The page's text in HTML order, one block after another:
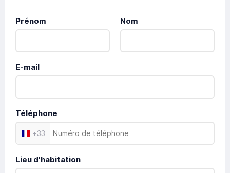
Prénom Nom
E-mail
Téléphone
+33
Lieu d'habitation